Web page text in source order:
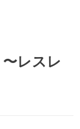
レスレ